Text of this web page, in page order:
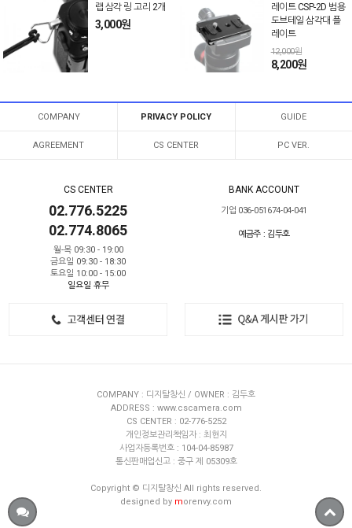
랩 삼각 링 고리 2개
3,000원
레이트 CSP-2D 범용
도브테일 삼각대 플
레이트
12,000원
8,200원
COMPANY PRIVACY POLICY GUIDE
AGREEMENT CS CENTER PC VER.
CS CENTER
02.776.5225
02.774.8065
월-목 09:30 - 19:00
금요일 09:30 - 18:30
토요일 10:00 - 15:00
일요일 휴무
BANK ACCOUNT
기업 036-051674-04-041
예금주 : 김두호
COMPANY : 디지탈창신 / OWNER : 김두호
ADDRESS : www.cscamera.com
CS CENTER : 02-776-5252
개인정보관리책임자 : 최현지
사업자등록번호 : 104-04-85987
통신판매업신고 : 중구 제 05309호
Copyright © 디지탈창신 All rights reserved.
designed by morenvy.com